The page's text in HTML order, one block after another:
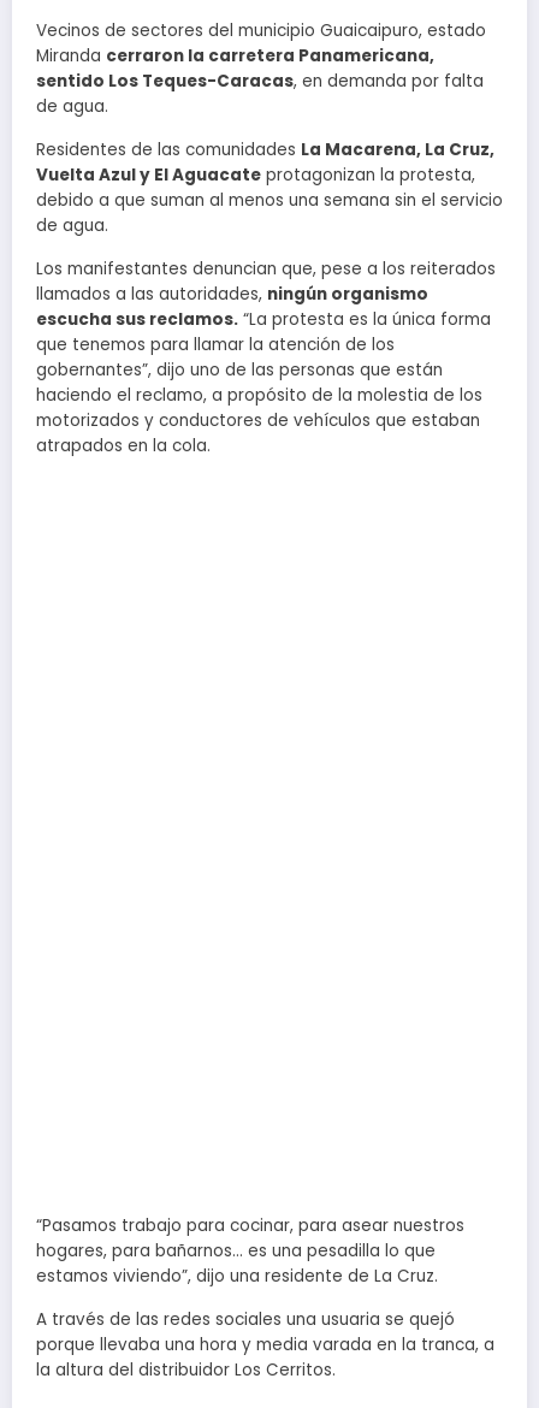
Vecinos de sectores del municipio Guaicaipuro, estado
Miranda cerraron la carretera Panamericana,
sentido Los Teques-Caracas, en demanda por falta
de agua.
Residentes de las comunidades La Macarena, La Cruz,
Vuelta Azul y El Aguacate protagonizan la protesta,
debido a que suman al menos una semana sin el servicio
de agua.
Los manifestantes denuncian que, pese a los reiterados
llamados a las autoridades, ningún organismo
escucha sus reclamos. “La protesta es la única forma
que tenemos para llamar la atención de los
gobernantes”, dijo uno de las personas que están
haciendo el reclamo, a propósito de la molestia de los
motorizados y conductores de vehículos que estaban
atrapados en la cola.
“Pasamos trabajo para cocinar, para asear nuestros
hogares, para bañarnos… es una pesadilla lo que
estamos viviendo”, dijo una residente de La Cruz.
A través de las redes sociales una usuaria se quejó
porque llevaba una hora y media varada en la tranca, a
la altura del distribuidor Los Cerritos.